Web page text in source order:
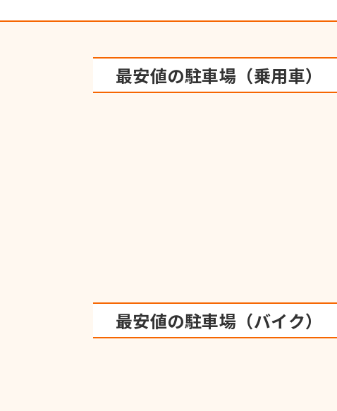
最安値の駐車場（乗用車）
最安値の駐車場（バイク）